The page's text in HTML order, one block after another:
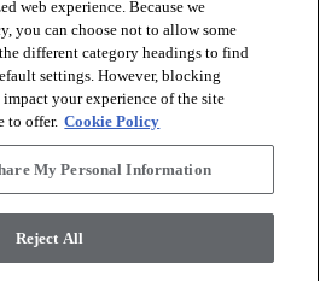
arrow_forward_ios
web experience. Because we
you can choose not to allow some
different category headings to find
settings. However, blocking
your experience of the site
to offer. Cookie Policy
My Personal Information
Reject All